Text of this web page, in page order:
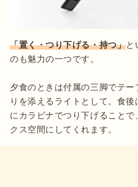
「置く・つり下げる・持つ」と
のも魅力の一つです。
夕食のときは付属の三脚でテ
りを添えるライトとして。食
にカラビナでつり下げること
クス空間にしてくれます。